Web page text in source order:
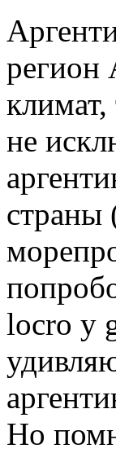
регион
не
страны
locro y
Но